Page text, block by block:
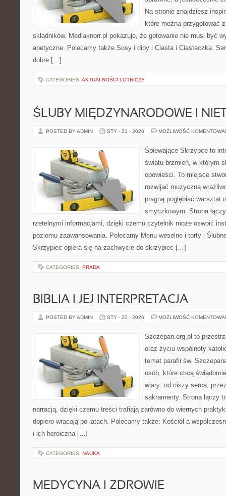
Na stronie znajdziesz
które można przygotować
składników. Mediaknorr.pl pokazuje, że gotowanie nie musi być
apetyczne. Polecamy także Sosy i dipy i Ciasta i Ciasteczka.
dobre […]
CATEGORIES: AKTUALNOŚCI LOTNICZE
ŚLUBY MIĘDZYNARODOWE I
POSTED BY ADMIN STY - 21 - 2026 MOŻLIWOŚĆ
Śpiewające Skrzypce to
światu brzmień, w którym
opowieści. To miejsce
rozwijać muzyczną
pragną pogłębiać warsztat
smyczkowym. Strona
rzetelnymi informacjami, dzięki czemu czytelnik może oswoić
poziomu zaawansowania. Polecamy Menu weselne i torty i
Skrzypiec opiera się na zachwycie do skrzypiec […]
CATEGORIES: PRADA
BIBLIA I JEJ INTERPRETACJA
POSTED BY ADMIN STY - 20 - 2026 MOŻLIWOŚĆ
Szczepan.org.pl to
oraz życiu wspólnoty
temat parafii św.
osób, które chcą
wiary: od ciszy serca,
sakramenty. Strona łączy
narracją, dzięki czemu treści trafiają zarówno do wiernych
dopiero wracają po latach. Polecamy także: Kościół a
i ich heroiczna […]
CATEGORIES: NAUKA
MEDYCYNA I ZDROWIE